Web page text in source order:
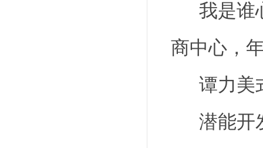
我是谁
商中心，
谭力美
潜能开